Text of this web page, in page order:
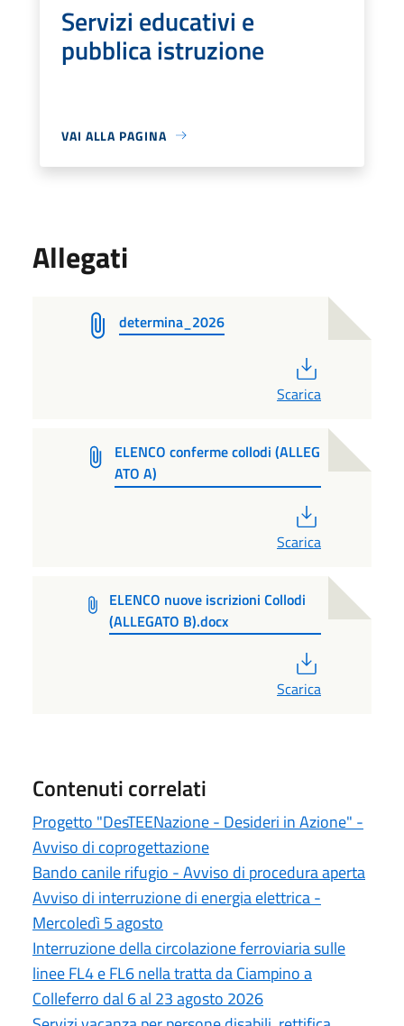
Servizi educativi e
pubblica istruzione
VAI ALLA PAGINA
Allegati
determina_2026
Scarica
ELENCO conferme collodi (ALLEG
ATO A)
Scarica
ELENCO nuove iscrizioni Collodi
(ALLEGATO B).docx
Scarica
Contenuti correlati
Progetto "DesTEENazione - Desideri in Azione" -
Avviso di coprogettazione
Bando canile rifugio - Avviso di procedura aperta
Avviso di interruzione di energia elettrica -
Mercoledì 5 agosto
Interruzione della circolazione ferroviaria sulle
linee FL4 e FL6 nella tratta da Ciampino a
Colleferro dal 6 al 23 agosto 2026